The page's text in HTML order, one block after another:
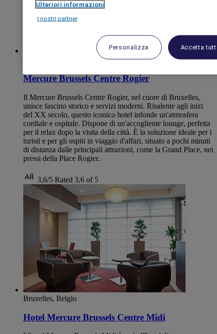
Mercure Brussels Centre Rogier
Il Mercure Brussels Centre Rogier, nel cuore di Bruxelles,
unisce fascino storico e servizi moderni. Risalente agli inizi
del XX secolo, questo iconico hotel infonde un'atmosfera
cordiale e ospitale. Dispone di un'accogliente lounge, perfetta
per il relax dopo la visita della città. È la soluzione ideale per i
turisti e per gli ospiti in viaggio d'affari, situato a pochi minuti
di distanza dalle principali attrazioni, come la Grand Place, nei
pressi della Place Rogier.
3,6/5 Rated 3,6 of 5
Bruxelles, Belgio
Hotel Mercure Brussels Centre Midi
Ulteriori informazioni
I nostri partner
Personalizza Accetta